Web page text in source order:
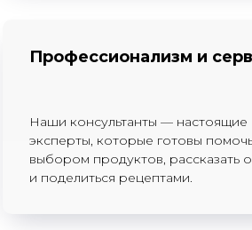
Профессионализм и
Наши консультанты — настоящие
эксперты, которые готовы
выбором продуктов, рассказать
и поделиться рецептами.